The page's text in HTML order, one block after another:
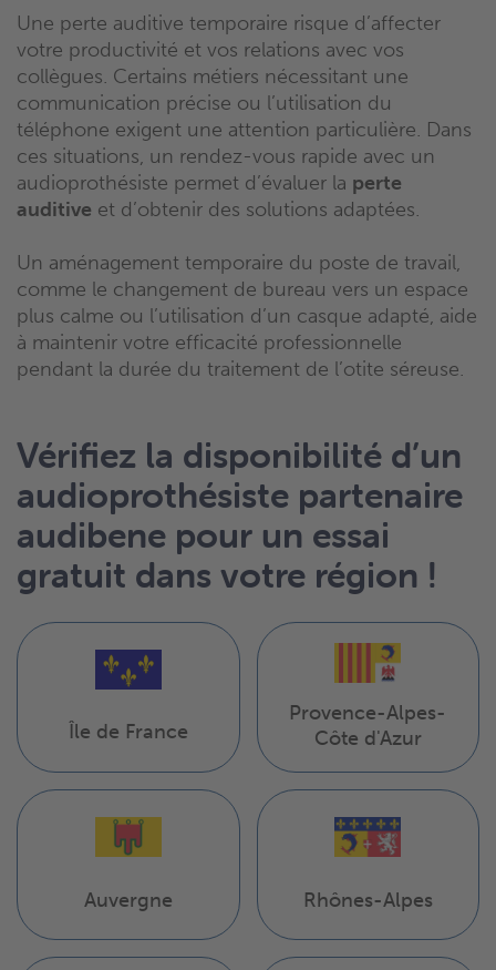
Une perte auditive temporaire risque d’affecter
votre productivité et vos relations avec vos
collègues. Certains métiers nécessitant une
communication précise ou l’utilisation du
téléphone exigent une attention particulière. Dans
ces situations, un rendez-vous rapide avec un
audioprothésiste permet d’évaluer la perte
auditive et d’obtenir des solutions adaptées.
Un aménagement temporaire du poste de travail,
comme le changement de bureau vers un espace
plus calme ou l’utilisation d’un casque adapté, aide
à maintenir votre efficacité professionnelle
pendant la durée du traitement de l’otite séreuse.
Vérifiez la disponibilité d’un
audioprothésiste partenaire
audibene pour un essai
gratuit dans votre région !
Île de France
Provence-Alpes-
Côte d'Azur
Auvergne Rhônes-Alpes